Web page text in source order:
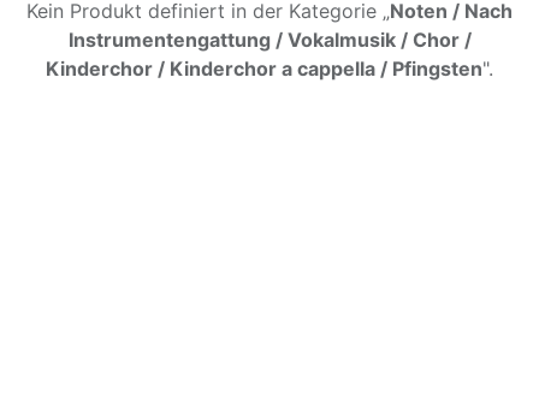
Kein Produkt definiert in der Kategorie „Noten / Nach
Instrumentengattung / Vokalmusik / Chor /
Kinderchor / Kinderchor a cappella / Pfingsten".